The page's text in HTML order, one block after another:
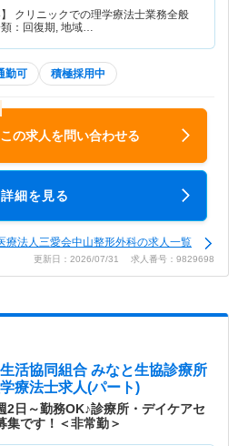
】 クリニックでの理学療法士業務全般
類：回復期, 地域…
勤可 積極採用中
この求人を問い合わせる
詳細を見る
療法人三愛会中山整形外科の求人一覧
更新日：2026/07/31 求人番号：9829698
活協同組合 みなと生協診療所
療法士求人(パート)
2日～勤務OK♪診療所・デイケアセ
集です！＜非常勤＞